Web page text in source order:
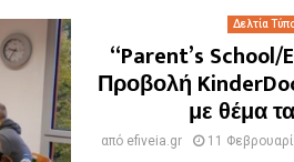
Δελτία
“Parent’s
Προβολή
με θέμα
από efiveia.gr 11